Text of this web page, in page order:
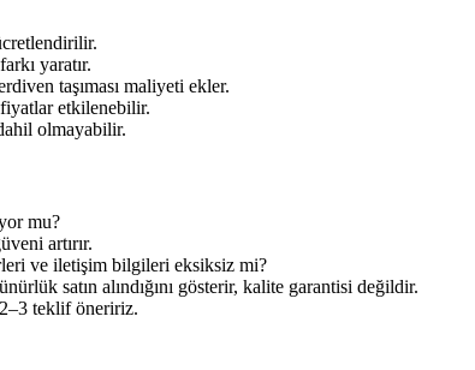
yaratır.
taşıması maliyeti ekler.
etkilenebilir.
olmayabilir.
mu?
artırır.
ve iletişim bilgileri eksiksiz mi?
satın alındığını gösterir, kalite garantisi değildir.
teklif öneririz.